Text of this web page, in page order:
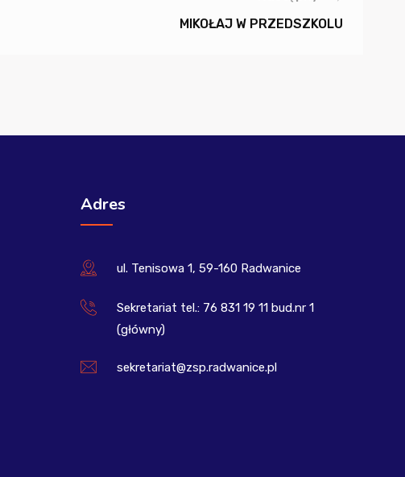
MIKOŁAJ W PRZEDSZKOLU
Adres
ul. Tenisowa 1, 59-160 Radwanice
Sekretariat tel.: 76 831 19 11 bud.nr 1
(główny)
sekretariat@zsp.radwanice.pl